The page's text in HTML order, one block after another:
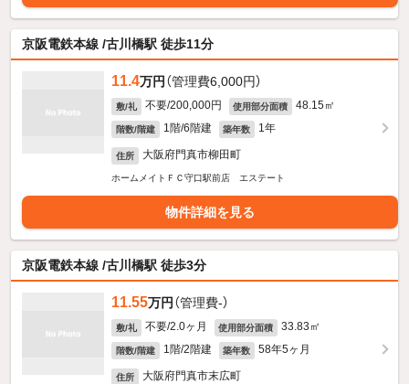
京阪電鉄本線 /古川橋駅 徒歩11分
11.4万円 （管理費6,000円）
敷/礼 不要/200,000円 使用部分面積 48.15㎡
階数/階建 1階/6階建 築年数 1年
住所 大阪府門真市柳田町
ホームメイトＦＣ守口駅前店 エステート
物件詳細を見る
京阪電鉄本線 /古川橋駅 徒歩3分
11.55万円 （管理費-）
敷/礼 不要/2.0ヶ月 使用部分面積 33.83㎡
階数/階建 1階/2階建 築年数 58年5ヶ月
住所 大阪府門真市末広町